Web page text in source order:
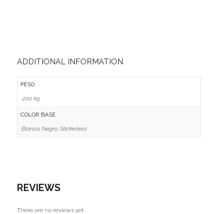
ADDITIONAL INFORMATION
PESO
.200 kg
COLOR BASE
Blanco, Negro, Stickerless
REVIEWS
There are no reviews yet.